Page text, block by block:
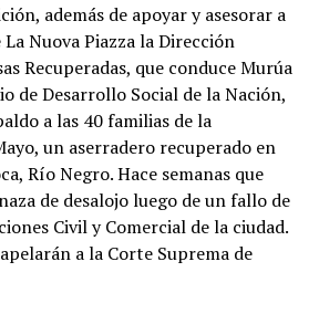
además de apoyar y asesorar a
Nuova Piazza la Dirección
Recuperadas, que conduce Murúa
de Desarrollo Social de la Nación,
a las 40 familias de la
un aserradero recuperado en
Río Negro. Hace semanas que
de desalojo luego de un fallo de
Civil y Comercial de la ciudad.
a la Corte Suprema de